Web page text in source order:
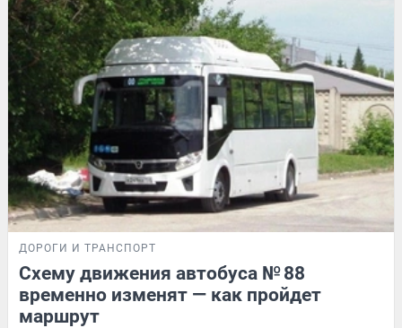
ДОРОГИ И ТРАНСПОРТ
Схему движения автобуса № 88
временно изменят — как пройдет
маршрут